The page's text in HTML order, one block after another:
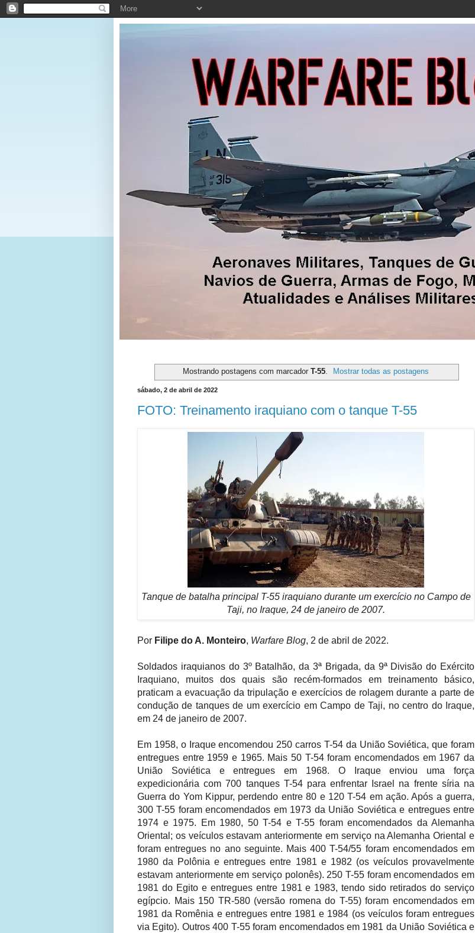
Mostrando postagens com marcador T-55. Mostrar todas as postagens
sábado, 2 de abril de 2022
FOTO: Treinamento iraquiano com o tanque T-55
Tanque de batalha principal T-55 iraquiano durante um exercício no Campo de
Taji, no Iraque, 24 de janeiro de 2007.
Por Filipe do A. Monteiro, Warfare Blog, 2 de abril de 2022.
Soldados iraquianos do 3º Batalhão, da 3ª Brigada, da 9ª Divisão do Exército
Iraquiano, muitos dos quais são recém-formados em treinamento básico,
praticam a evacuação da tripulação e exercícios de rolagem durante a parte de
condução de tanques de um exercício em Campo de Taji, no centro do Iraque,
em 24 de janeiro de 2007.
Em 1958, o Iraque encomendou 250 carros T-54 da União Soviética, que foram
entregues entre 1959 e 1965. Mais 50 T-54 foram encomendados em 1967 da
União Soviética e entregues em 1968. O Iraque enviou uma força
expedicionária com 700 tanques T-54 para enfrentar Israel na frente síria na
Guerra do Yom Kippur, perdendo entre 80 e 120 T-54 em ação. Após a guerra,
300 T-55 foram encomendados em 1973 da União Soviética e entregues entre
1974 e 1975. Em 1980, 50 T-54 e T-55 foram encomendados da Alemanha
Oriental; os veículos estavam anteriormente em serviço na Alemanha Oriental e
foram entregues no ano seguinte. Mais 400 T-54/55 foram encomendados em
1980 da Polônia e entregues entre 1981 e 1982 (os veículos provavelmente
estavam anteriormente em serviço polonês). 250 T-55 foram encomendados em
1981 do Egito e entregues entre 1981 e 1983, tendo sido retirados do serviço
egípcio. Mais 150 TR-580 (versão romena do T-55) foram encomendados em
1981 da Romênia e entregues entre 1981 e 1984 (os veículos foram entregues
via Egito). Outros 400 T-55 foram encomendados em 1981 da União Soviética e